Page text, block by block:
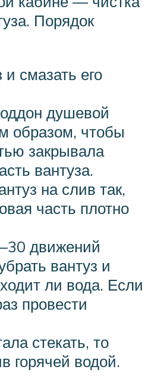
Порядок
и смазать его
душевой
образом, чтобы
закрывала
вантуза.
на слив так,
часть плотно
движений
вантуз и
ли вода. Если
провести
стекать, то
горячей водой.